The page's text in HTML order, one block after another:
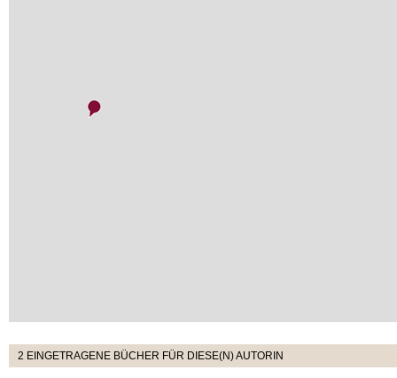
2 EINGETRAGENE BÜCHER FÜR DIESE(N) AUTORIN